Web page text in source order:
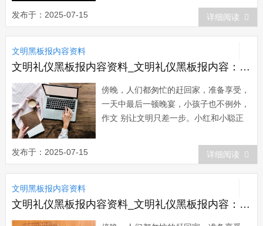
天鹅从笼子里放出来，想给它洗个澡。不
料，天鹅展翅飞向高空。缅伯高忙伸手去
捉，只扯得几根鹅毛。缅伯高急得顿足捶
发布于：2025-07-15 详细阅读
文明黑板报内容资料
文明礼仪黑板报内容资料_文明礼仪黑板报内容：别让文明只差一步
傍晚，人们都匆忙的赶回家，准备享受，
一天中最后一顿晚宴，小孩子也不例外，
作文 别让文明只差一步。小红和小聪正
鼻而来，他俩定睛一看，原来是路边的垃
圾桶在“哭泣”——垃圾堆了一地。小红对
小聪说：“我们把垃...
发布于：2025-07-15 详细阅读
文明黑板报内容资料
文明礼仪黑板报内容资料_文明礼仪黑板报内容：别让文明只差一步